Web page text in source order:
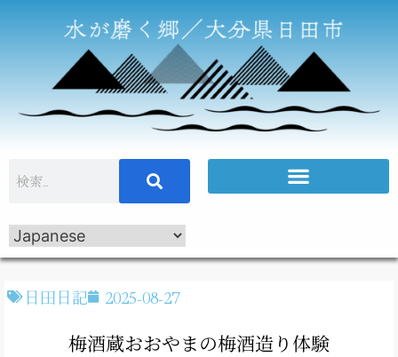
日田日記 2025-08-27
梅酒蔵おおやまの梅酒造り体験